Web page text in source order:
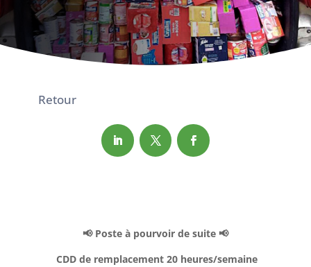
Retour
📢 Poste à pourvoir de suite 📢
CDD de remplacement 20 heures/semaine